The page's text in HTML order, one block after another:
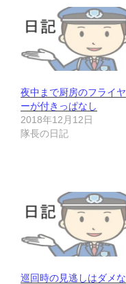
夜中まで厨房のフライヤ
ーが付きっぱなし
2018年12月12日
隊長の日記
巡回時の見逃しはダメな